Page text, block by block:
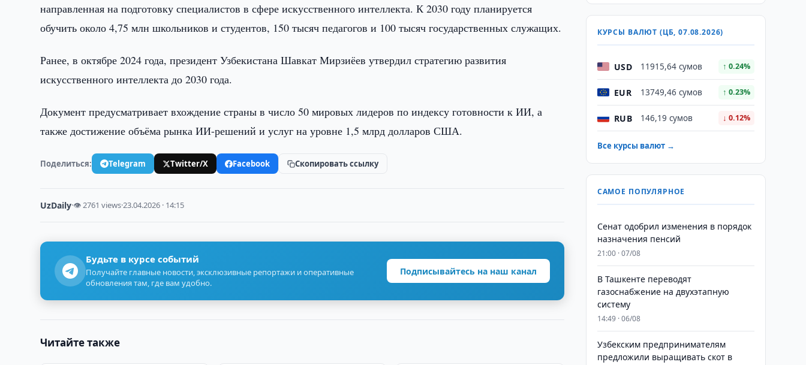
направленная на подготовку специалистов в сфере искусственного интеллекта. К 2030 году планируется
обучить около 4,75 млн школьников и студентов, 150 тысяч педагогов и 100 тысяч государственных служащих.
Ранее, в октябре 2024 года, президент Узбекистана Шавкат Мирзиёев утвердил стратегию развития
искусственного интеллекта до 2030 года.
Документ предусматривает вхождение страны в число 50 мировых лидеров по индексу готовности к ИИ, а
также достижение объёма рынка ИИ-решений и услуг на уровне 1,5 млрд долларов США.
Поделиться: Telegram Twitter/X Facebook Скопировать ссылку
UzDaily·👁 2761 views·23.04.2026 · 14:15
Будьте в курсе событий
Получайте главные новости, эксклюзивные репортажи и оперативные
обновления там, где вам удобно.
Подписывайтесь на наш канал
Читайте также
КУРСЫ ВАЛЮТ (ЦБ, 07.08.2026)
USD 11915,64 сумов ↑ 0.24%
EUR 13749,46 сумов ↑ 0.23%
RUB 146,19 сумов ↓ 0.12%
Все курсы валют →
САМОЕ ПОПУЛЯРНОЕ
Сенат одобрил изменения в порядок
назначения пенсий
21:00 · 07/08
В Ташкенте переводят
газоснабжение на двухэтапную
систему
14:49 · 06/08
Узбекским предпринимателям
предложили выращивать скот в